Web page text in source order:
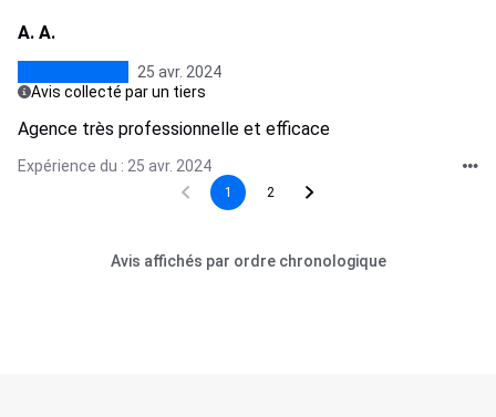
A. A.
25 avr. 2024
Avis collecté par un tiers
Agence très professionnelle et efficace
Expérience du : 25 avr. 2024
1 2
Avis affichés par ordre chronologique